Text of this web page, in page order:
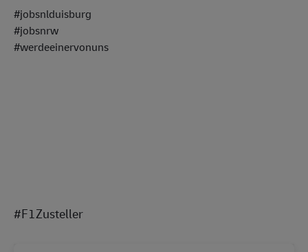
#jobsnlduisburg
#jobsnrw
#werdeeinervonuns
#F1Zusteller